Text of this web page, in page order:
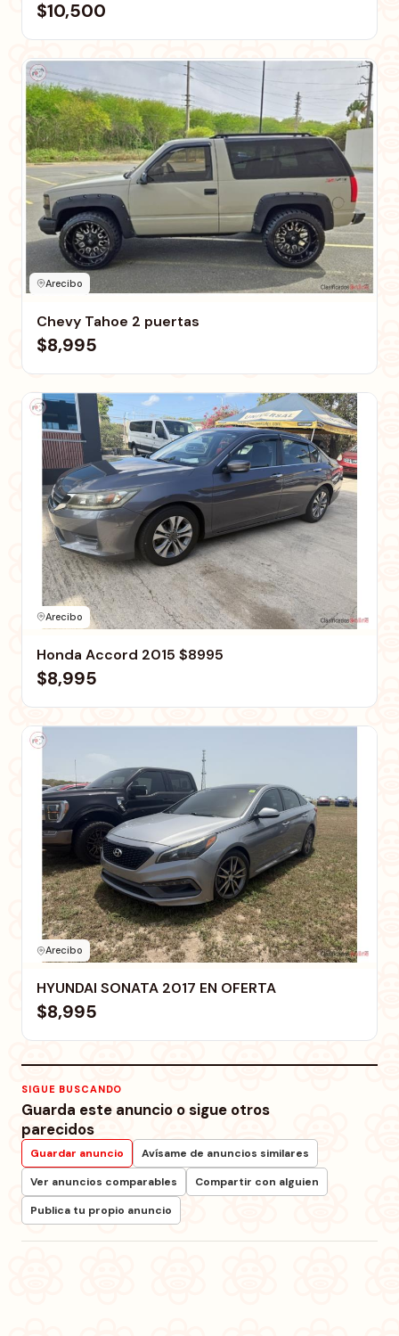
$10,500
Arecibo
Chevy Tahoe 2 puertas
$8,995
Arecibo
Honda Accord 2015 $8995
$8,995
Arecibo
HYUNDAI SONATA 2017 EN OFERTA
$8,995
SIGUE BUSCANDO
Guarda este anuncio o sigue otros
parecidos
Guardar anuncio
Avísame de anuncios similares
Ver anuncios comparables
Compartir con alguien
Publica tu propio anuncio